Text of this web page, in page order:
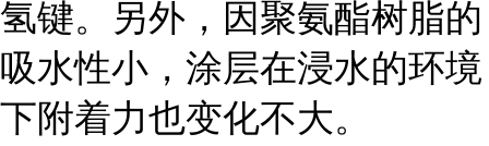
氢键。另外，因聚氨酯树脂的
吸水性小，涂层在浸水的环境
下附着力也变化不大。